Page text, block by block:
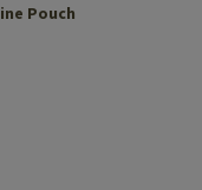
Pouch